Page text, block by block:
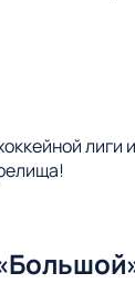
лиги и